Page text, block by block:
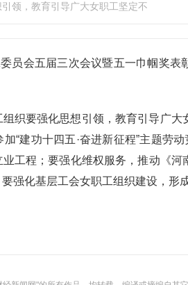
领，教育引导广大女职工坚定不
员会五届三次会议暨五一巾帼奖表
织要强化思想引领，教育引导广
“建功十四五·奋进新征程”主题劳
工程；要强化维权服务，推动《
强化基层工会女职工组织建设，形